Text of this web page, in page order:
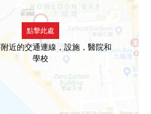
點擊此處
近的交通連線，設施，醫院和
學校